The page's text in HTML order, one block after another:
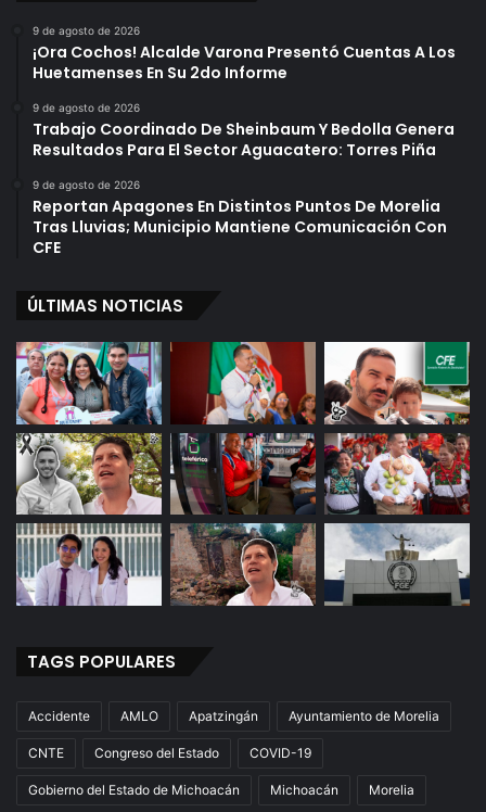
9 de agosto de 2026
¡Ora Cochos! Alcalde Varona Presentó Cuentas A Los
Huetamenses En Su 2do Informe
9 de agosto de 2026
Trabajo Coordinado De Sheinbaum Y Bedolla Genera
Resultados Para El Sector Aguacatero: Torres Piña
9 de agosto de 2026
Reportan Apagones En Distintos Puntos De Morelia
Tras Lluvias; Municipio Mantiene Comunicación Con
CFE
ÚLTIMAS NOTICIAS
TAGS POPULARES
Accidente AMLO Apatzingán Ayuntamiento de Morelia
CNTE Congreso del Estado COVID-19
Gobierno del Estado de Michoacán Michoacán Morelia